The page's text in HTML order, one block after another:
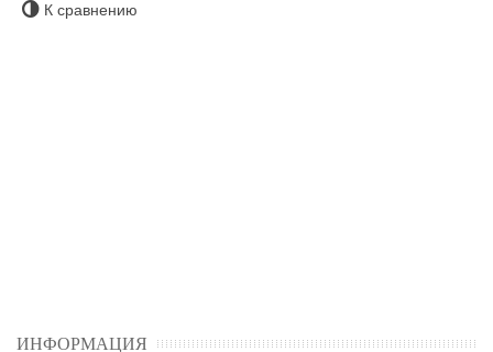
К сравнению
ИНФОРМАЦИЯ